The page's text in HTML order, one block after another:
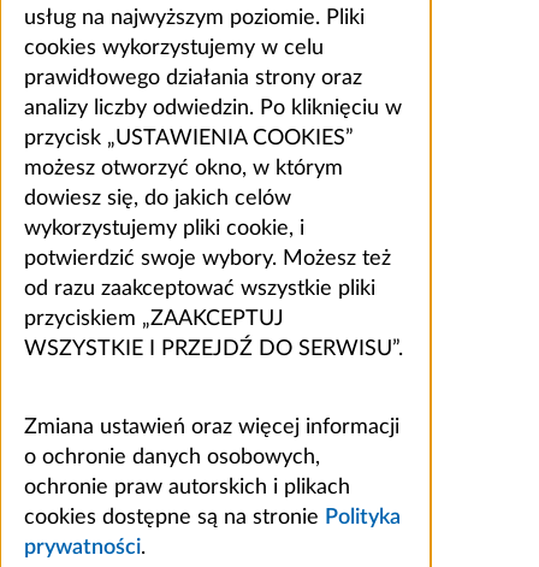
usług na najwyższym poziomie. Pliki
cookies wykorzystujemy w celu
prawidłowego działania strony oraz
analizy liczby odwiedzin. Po kliknięciu w
przycisk „USTAWIENIA COOKIES”
możesz otworzyć okno, w którym
dowiesz się, do jakich celów
wykorzystujemy pliki cookie, i
potwierdzić swoje wybory. Możesz też
od razu zaakceptować wszystkie pliki
przyciskiem „ZAAKCEPTUJ
WSZYSTKIE I PRZEJDŹ DO SERWISU”.
Zmiana ustawień oraz więcej informacji
o ochronie danych osobowych,
ochronie praw autorskich i plikach
cookies dostępne są na stronie Polityka
prywatności.